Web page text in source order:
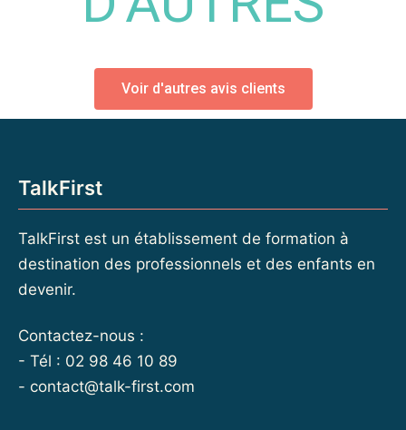
Voir d'autres avis clients
TalkFirst
TalkFirst est un établissement de formation à
destination des professionnels et des enfants en
devenir.
Contactez-nous :
- Tél : 02 98 46 10 89
- contact@talk-first.com